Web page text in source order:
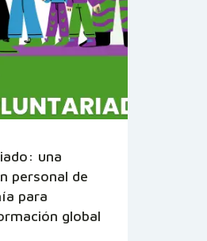
una
personal de
para
global